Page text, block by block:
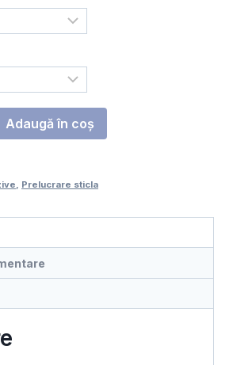
Adaugă în coș
, Prelucrare sticla